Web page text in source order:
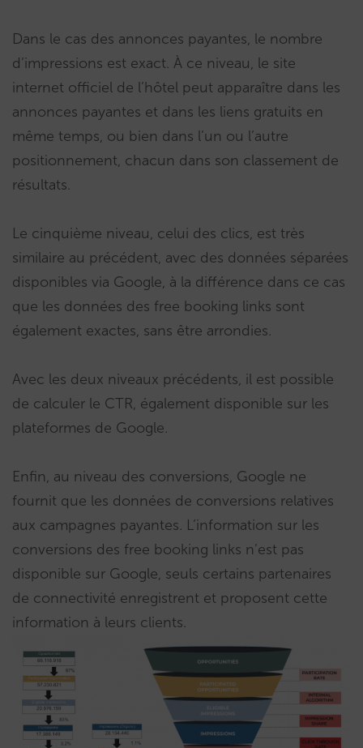
Dans le cas des annonces payantes, le nombre
d’impressions est exact. À ce niveau, le site
internet officiel de l’hôtel peut apparaître dans les
annonces payantes et dans les liens gratuits en
même temps, ou bien dans l’un ou l’autre
positionnement, chacun dans son classement de
résultats.
Le cinquième niveau, celui des clics, est très
similaire au précédent, avec des données séparées
disponibles via Google, à la différence dans ce cas
que les données des free booking links sont
également exactes, sans être arrondies.
Avec les deux niveaux précédents, il est possible
de calculer le CTR, également disponible sur les
plateformes de Google.
Enfin, au niveau des conversions, Google ne
fournit que les données de conversions relatives
aux campagnes payantes. L’information sur les
conversions des free booking links n’est pas
disponible sur Google, seuls certains partenaires
de connectivité enregistrent et proposent cette
information à leurs clients.